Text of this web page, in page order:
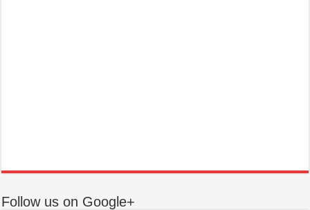
Follow us on Google+